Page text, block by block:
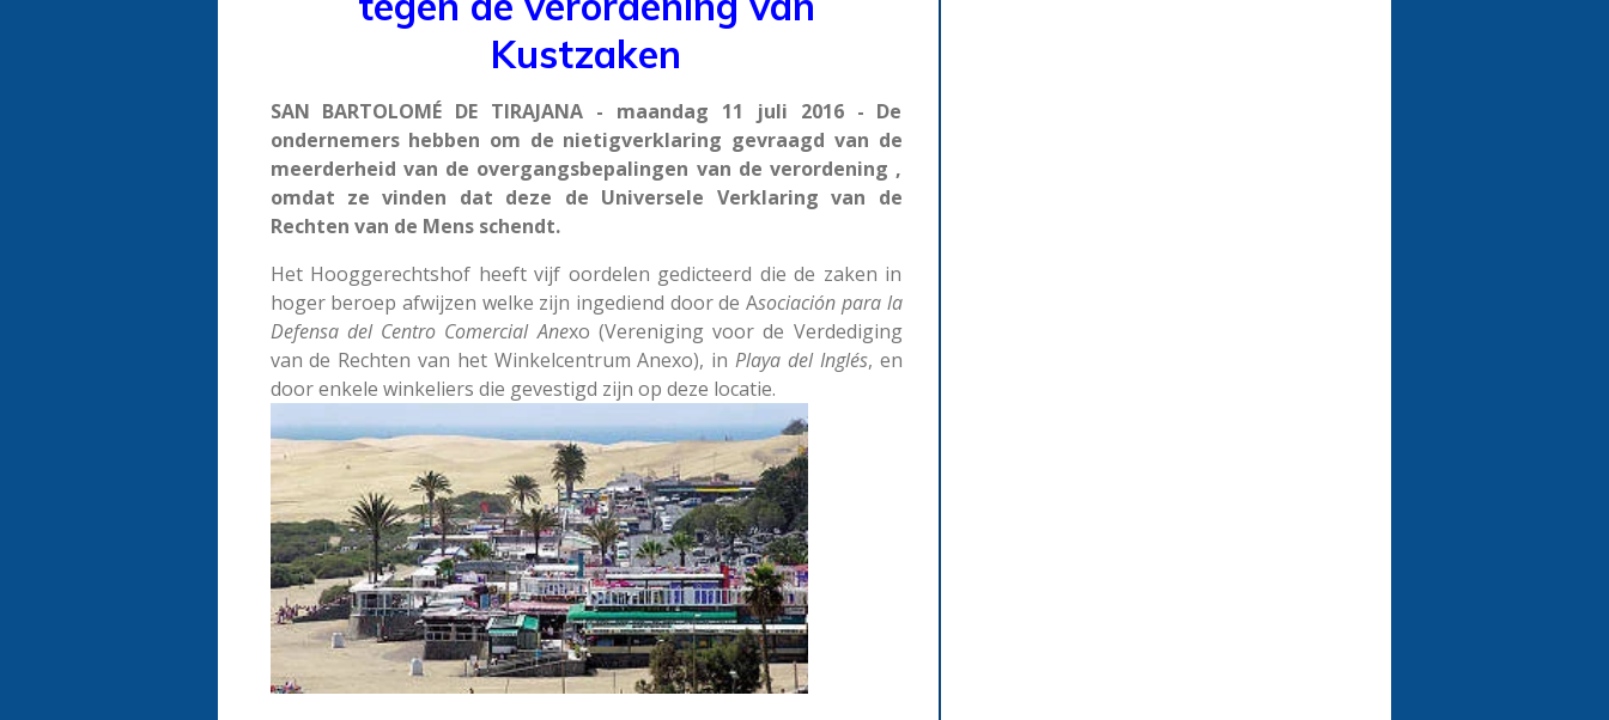
Kustzaken
SAN BARTOLOMÉ DE TIRAJANA - maandag 11 juli 2016 - De
ondernemers hebben om de nietigverklaring gevraagd van de
meerderheid van de overgangsbepalingen van de verordening ,
omdat ze vinden dat deze de Universele Verklaring van de
Rechten van de Mens schendt.
Het Hooggerechtshof heeft vijf oordelen gedicteerd die de zaken in
hoger beroep afwijzen welke zijn ingediend door de Asociación para la
Defensa del Centro Comercial Anexo (Vereniging voor de Verdediging
van de Rechten van het Winkelcentrum Anexo), inPlaya del Inglés, en
door enkele winkeliers die gevestigd zijn op deze locatie.